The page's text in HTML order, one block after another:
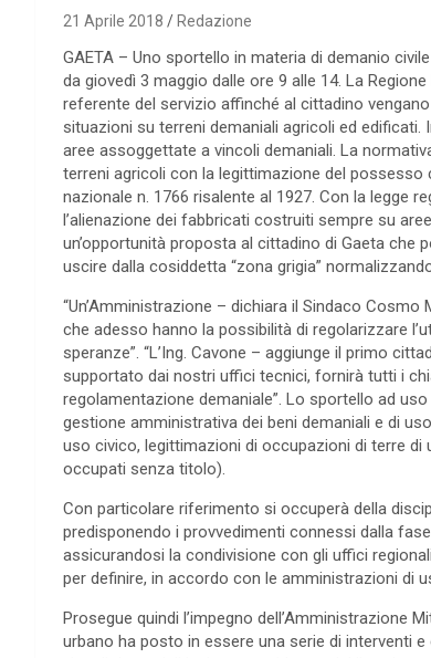
21 Aprile 2018 Redazione
GAETA – Uno sportello in materia di demanio
da giovedì 3 maggio dalle ore 9 alle 14. La
referente del servizio affinché al cittadino
situazioni su terreni demaniali agricoli ed
aree assoggettate a vincoli demaniali. La
terreni agricoli con la legittimazione del possesso
nazionale n. 1766 risalente al 1927. Con la legge
l’alienazione dei fabbricati costruiti sempre su
un’opportunità proposta al cittadino di Gaeta
uscire dalla cosiddetta “zona grigia”
“Un’Amministrazione – dichiara il Sindaco
che adesso hanno la possibilità di regolarizzare
speranze”. “L’Ing. Cavone – aggiunge il primo
supportato dai nostri uffici tecnici, fornirà tutti i
regolamentazione demaniale”. Lo sportello ad
gestione amministrativa dei beni demaniali e di
uso civico, legittimazioni di occupazioni di terre di
occupati senza titolo).
Con particolare riferimento si occuperà della
predisponendo i provvedimenti connessi dalla
assicurandosi la condivisione con gli uffici
per definire, in accordo con le amministrazioni di
Prosegue quindi l’impegno dell’Amministrazione
urbano ha posto in essere una serie di interventi